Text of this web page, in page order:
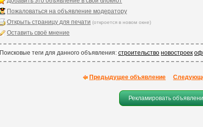
Пожаловаться на объявление модератору
Открыть страницу для печати (откроется в новом окне)
Оставить своё мнение
Поисковые теги для данного объявления: строительство новостроек
Предыдущее объявление
Рекламировать